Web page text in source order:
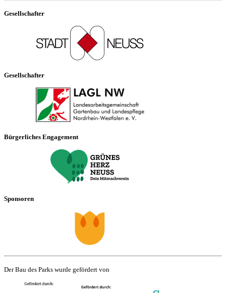
Gesellschafter
Gesellschafter
Bürgerliches Engagement
Sponsoren
Der Bau des Parks wurde gefördert von